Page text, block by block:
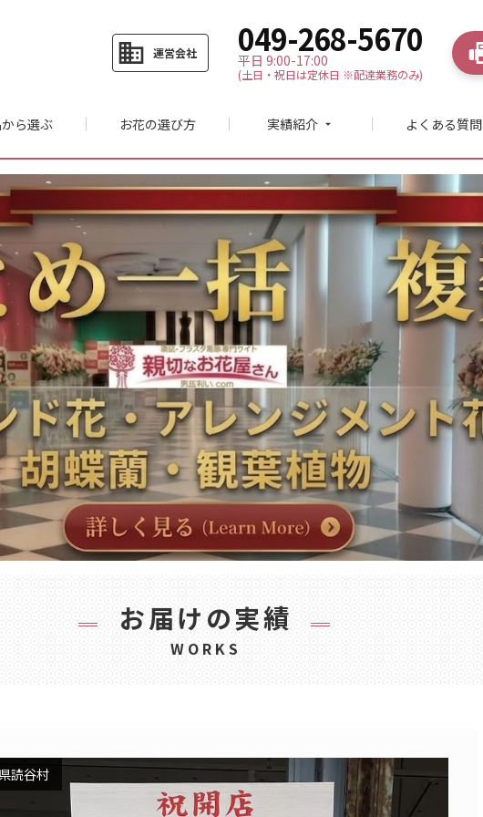
business 運営会社 049-268-5670
平日 9:00-17:00
(土日・祝日は定休日 ※配達業務のみ)
ら選ぶ お花の選び方 実績紹介 arrow_drop_down よくある質問
お届けの実績
WORKS
読谷村